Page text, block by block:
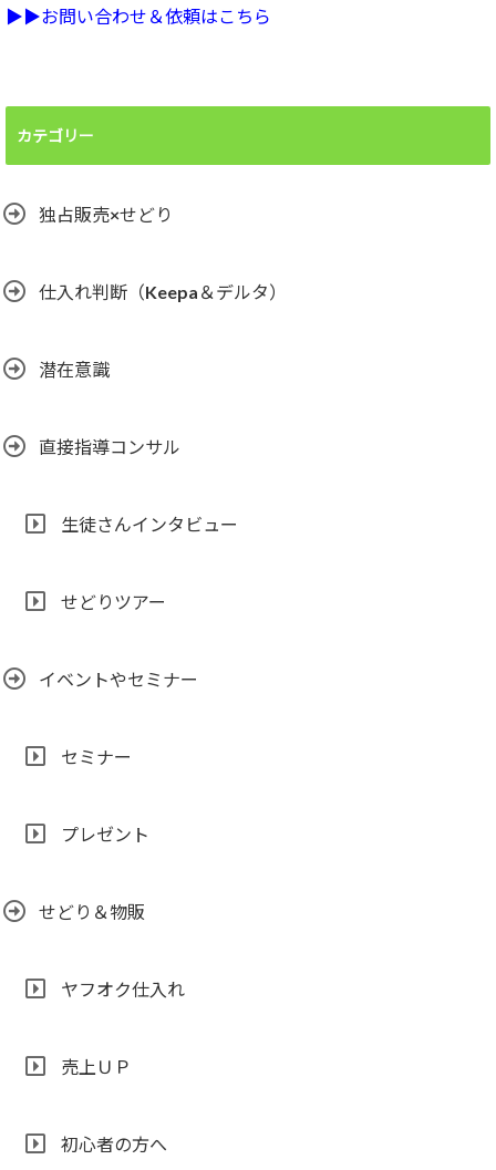
▶︎▶︎お問い合わせ＆依頼はこちら
カテゴリー
独占販売×せどり
仕入れ判断（Keepa＆デルタ）
潜在意識
直接指導コンサル
生徒さんインタビュー
せどりツアー
イベントやセミナー
セミナー
プレゼント
せどり＆物販
ヤフオク仕入れ
売上ＵＰ
初心者の方へ